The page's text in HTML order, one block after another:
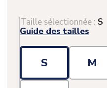
Taille sélectionnée : S
Guide des tailles
S M